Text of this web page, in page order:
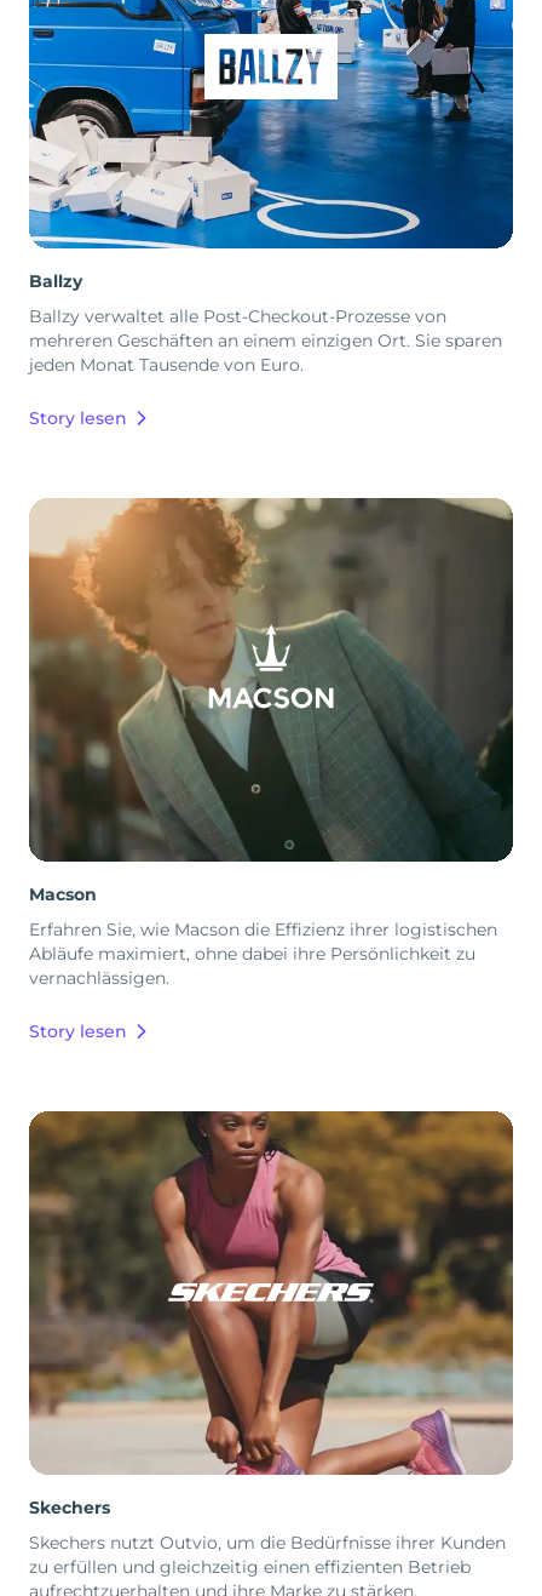
Ballzy
Ballzy verwaltet alle Post-Checkout-Prozesse von
mehreren Geschäften an einem einzigen Ort. Sie sparen
jeden Monat Tausende von Euro.
Story lesen
Macson
Erfahren Sie, wie Macson die Effizienz ihrer logistischen
Abläufe maximiert, ohne dabei ihre Persönlichkeit zu
vernachlässigen.
Story lesen
Skechers
Skechers nutzt Outvio, um die Bedürfnisse ihrer Kunden
zu erfüllen und gleichzeitig einen effizienten Betrieb
aufrechtzuerhalten und ihre Marke zu stärken.